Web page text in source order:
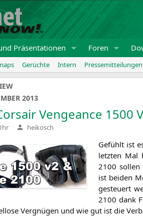
Präsentationen Foren
Gerüchte Intern Pressemitteilungen
2013
Vengeance 1500
Verfasst
von
heikosch
Gefühlt ist
letz­ten Mal
2100 sol­len
ist bei­den
gesteu­ert
2100 dank
Ver­gnü­gen und wie gut ist die